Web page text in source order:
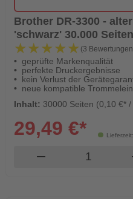
Brother DR-3300 -
'schwarz' 30.000
★★★★★
★★★★★ (3
geprüfte Markenqualität
perfekte Druckergebnisse
kein Verlust der
neue kompatible
Inhalt: 30000 Seiten (0,10 €*
29,49 €*
remove Produkt